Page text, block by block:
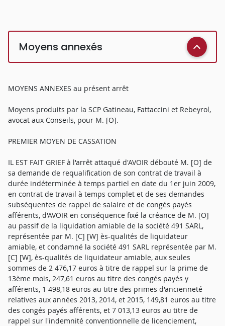
Moyens annexés
MOYENS ANNEXES au présent arrêt
Moyens produits par la SCP Gatineau, Fattaccini et Rebeyrol,
avocat aux Conseils, pour M. [O].
PREMIER MOYEN DE CASSATION
IL EST FAIT GRIEF à l'arrêt attaqué d'AVOIR débouté M. [O] de
sa demande de requalification de son contrat de travail à
durée indéterminée à temps partiel en date du 1er juin 2009,
en contrat de travail à temps complet et de ses demandes
subséquentes de rappel de salaire et de congés payés
afférents, d'AVOIR en conséquence fixé la créance de M. [O]
au passif de la liquidation amiable de la société 491 SARL,
représentée par M. [C] [W] ès-qualités de liquidateur
amiable, et condamné la société 491 SARL représentée par M.
[C] [W], ès-qualités de liquidateur amiable, aux seules
sommes de 2 476,17 euros à titre de rappel sur la prime de
13ème mois, 247,61 euros au titre des congés payés y
afférents, 1 498,18 euros au titre des primes d'ancienneté
relatives aux années 2013, 2014, et 2015, 149,81 euros au titre
des congés payés afférents, et 7 013,13 euros au titre de
rappel sur l'indemnité conventionnelle de licenciement,